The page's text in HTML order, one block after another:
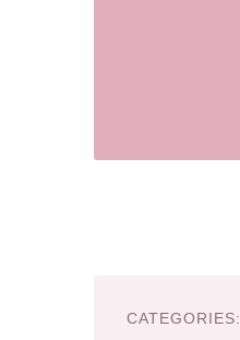
CATEGORIES: